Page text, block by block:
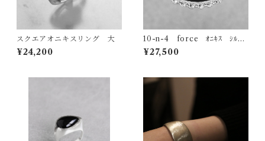
スクエアオニキスリング 大
¥24,200
10-n-4 force ｵﾆｷｽ ｼﾙﾊﾞ
ｰﾈｯｸﾚｽ
¥27,500